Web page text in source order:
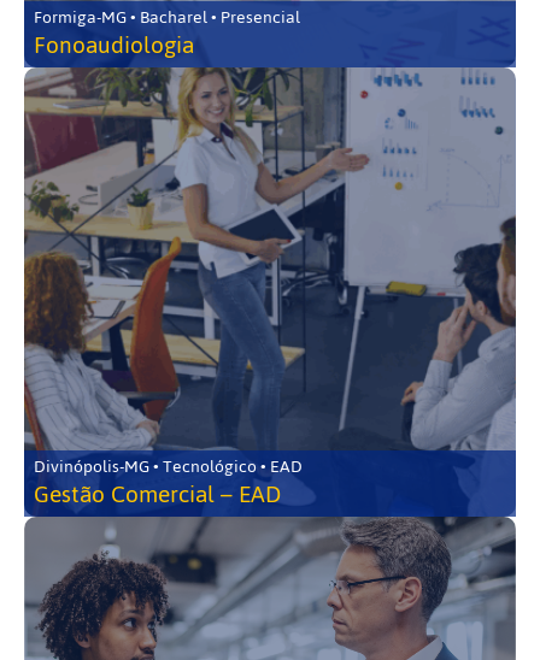
Formiga-MG • Bacharel • Presencial
Fonoaudiologia
Divinópolis-MG • Tecnológico • EAD
Gestão Comercial – EAD